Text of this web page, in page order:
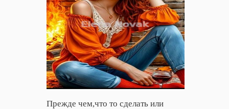
Прежде чем,что то сделать или